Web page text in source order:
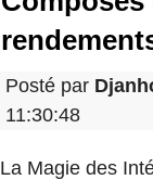
Posté par
11:30:48
La Magie des